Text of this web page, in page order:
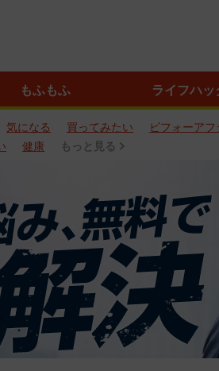
もふもふ ライフハッ
気になる 買ってみたい ビフォーアフ
健康 もっと見る